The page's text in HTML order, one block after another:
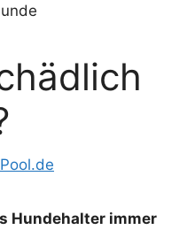
Hundehalter immer